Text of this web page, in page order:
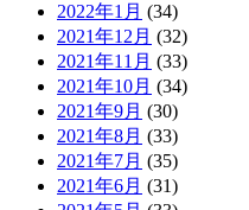
2022年1月 (34)
2021年12月 (32)
2021年11月 (33)
2021年10月 (34)
2021年9月 (30)
2021年8月 (33)
2021年7月 (35)
2021年6月 (31)